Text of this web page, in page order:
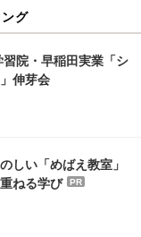
グ
習院・早稲田実業「シ
伸芽会
しい「めばえ教室」
ねる学び
PR